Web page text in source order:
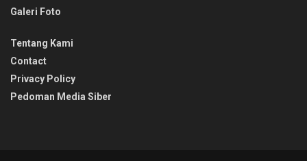
Galeri Foto
Tentang Kami
Contact
Privacy Policy
Pedoman Media Siber